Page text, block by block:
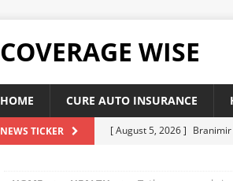
COVERAGE WISE
HOME CURE AUTO INSURANCE
NEWS TICKER [ August 5, 2026 ] Branimir